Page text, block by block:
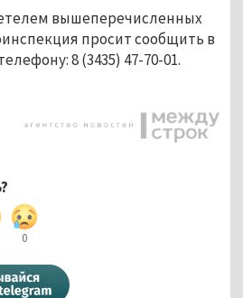
вышеперечисленных
просит сообщить в
8 (3435) 47-70-01.
0